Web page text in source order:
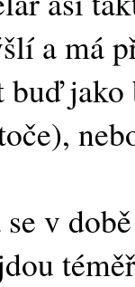
a má
buď
v